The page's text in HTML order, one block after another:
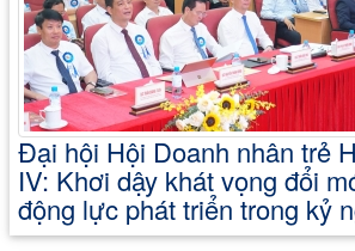
Đại hội Hội Doanh nhân trẻ
IV: Khơi dậy khát vọng đổi
động lực phát triển trong kỷ